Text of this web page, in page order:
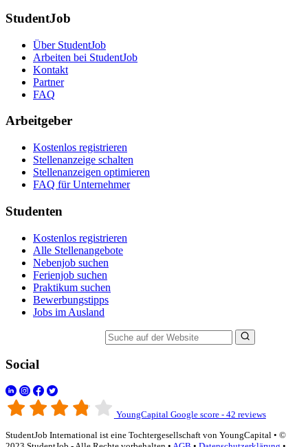
StudentJob
Über StudentJob
Arbeiten bei StudentJob
Kontakt
Partner
FAQ
Arbeitgeber
Kostenlos registrieren
Stellenanzeige schalten
Stellenanzeigen optimieren
FAQ für Unternehmer
Studenten
Kostenlos registrieren
Alle Stellenangebote
Nebenjob suchen
Ferienjob suchen
Praktikum suchen
Bewerbungstipps
Jobs im Ausland
Social
YoungCapital Google score - 42 reviews
StudentJob International ist eine Tochtergesellschaft von YoungCapital • ©